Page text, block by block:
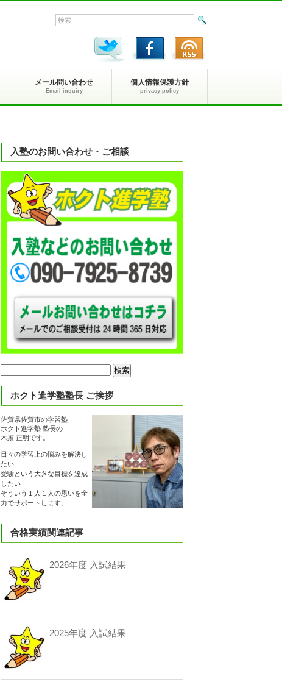
メール問い合わせ
Email inquiry
個人情報保護方針
privacy-policy
入塾のお問い合わせ・ご相談
検
索:
ホクト進学塾塾長 ご挨拶
佐賀県佐賀市の学習塾
ホクト進学塾 塾長の
木須 正明です。
日々の学習上の悩みを解決し
たい
受験という大きな目標を達成
したい
そういう１人１人の思いを全
力でサポートします。
合格実績関連記事
2026年度 入試結果
2025年度 入試結果